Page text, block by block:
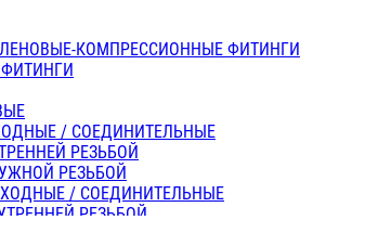
КОМПРЕССИОННЫЕ ФИТИНГИ
/ СОЕДИНИТЕЛЬНЫЕ
РЕЗЬБОЙ
РЕЗЬБОЙ
/ СОЕДИНИТЕЛЬНЫЕ
РЕЗЬБОЙ
РЕЗЬБОЙ